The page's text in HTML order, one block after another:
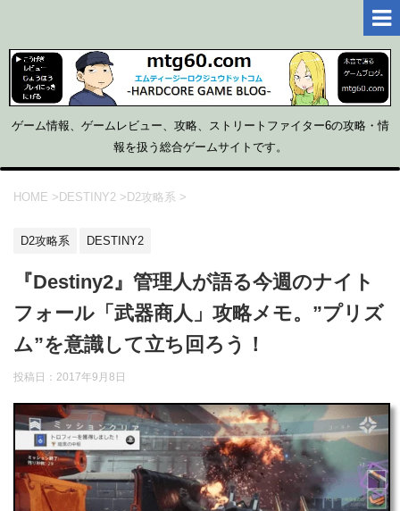
ゲーム情報、ゲームレビュー、攻略、ストリートファイター6の攻略・情
報を扱う総合ゲームサイトです。
HOME >DESTINY2 >D2攻略系 >
D2攻略系 DESTINY2
『Destiny2』管理人が語る今週のナイト
フォール「武器商人」攻略メモ。”プリズ
ム”を意識して立ち回ろう！
投稿日：2017年9月8日